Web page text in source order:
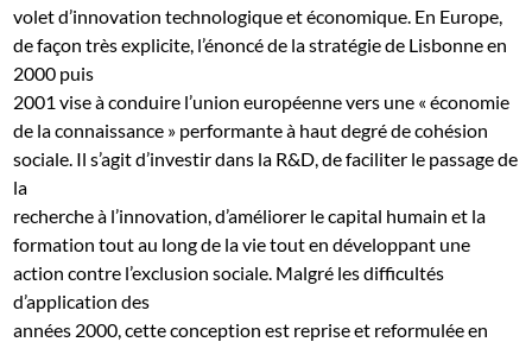
volet d’innovation technologique et économique. En Europe,
de façon très explicite, l’énoncé de la stratégie de Lisbonne en
2000 puis
2001 vise à conduire l’union européenne vers une « économie
de la connaissance » performante à haut degré de cohésion
sociale. Il s’agit d’investir dans la R&D, de faciliter le passage de
la
recherche à l’innovation, d’améliorer le capital humain et la
formation tout au long de la vie tout en développant une
action contre l’exclusion sociale. Malgré les difficultés
d’application des
années 2000, cette conception est reprise et reformulée en